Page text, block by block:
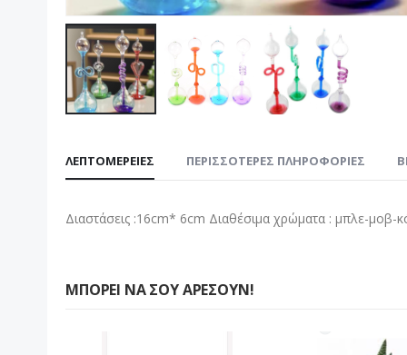
αρχή
συλλογής
ΛΕΠΤΟΜΈΡΕΙΕΣ
Διαστάσεις :16cm* 6cm Διαθέσιμα χρώματα : μπλε-μοβ-
ΠΕΡΙΣΣΌΤΕΡΕΣ ΠΛΗΡΟΦΟΡΊΕΣ
ΜΠΟΡΕΊ ΝΑ ΣΟΥ ΑΡΈΣΟΥΝ!